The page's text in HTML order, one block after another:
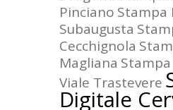
Pinciano Stampa
Subaugusta
Cecchignola
Magliana
Viale Trastevere
Digitale